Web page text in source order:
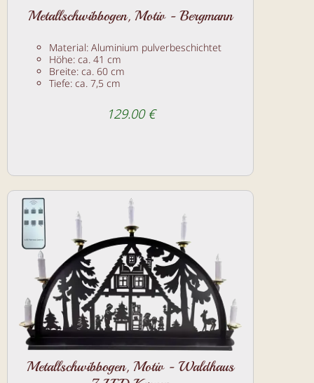
Metallschwibbogen, Motiv - Bergmann
Material: Aluminium pulverbeschichtet
Höhe: ca. 41 cm
Breite: ca. 60 cm
Tiefe: ca. 7,5 cm
129.00 €
Metallschwibbogen, Motiv - Waldhaus